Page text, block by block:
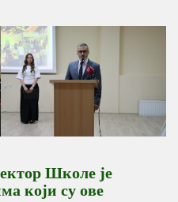
Школе је
који су ове